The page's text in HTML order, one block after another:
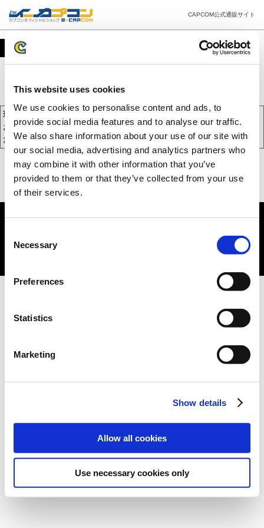
This website uses cookies
We use cookies to personalise content and ads, to
provide social media features and to analyse our traffic.
We also share information about your use of our site with
our social media, advertising and analytics partners who
may combine it with other information that you’ve
provided to them or that they’ve collected from your use
of their services.
Selection
Necessary
Preferences
Statistics
Marketing
Show details
Allow all cookies
Use necessary cookies only
CAPCOM公式通販サイト
カート
現在、カートには商品が入っておりません。
お買い物を続けるには下の 「お買い物を続ける」 をクリックしてく
ださい。